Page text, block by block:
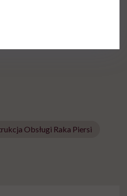
lubi słuchać i obserwować
Obsługi Raka Piersi